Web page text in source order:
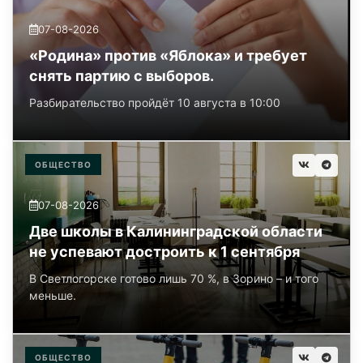
07-08-2026
«Родина» против «Яблока» и требует
снять партию с выборов.
Разбирательство пройдёт 10 августа в 10:00
ОБЩЕСТВО
07-08-2026
Две школы в Калининградской области
не успевают достроить к 1 сентября
В Светлогорске готово лишь 70 %, в Зорино – и того
меньше.
ОБЩЕСТВО